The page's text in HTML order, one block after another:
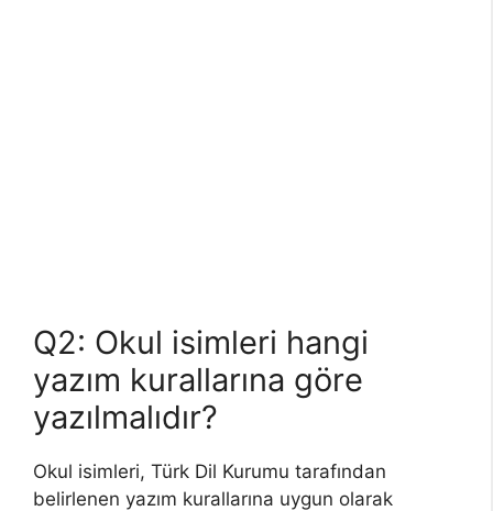
Q2: Okul isimleri hangi
yazım kurallarına göre
yazılmalıdır?
Okul isimleri, Türk Dil Kurumu tarafından
belirlenen yazım kurallarına uygun olarak